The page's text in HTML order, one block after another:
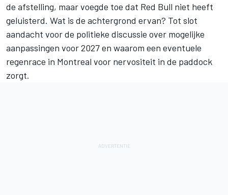
de afstelling, maar voegde toe dat Red Bull niet heeft
geluisterd. Wat is de achtergrond ervan? Tot slot
aandacht voor de politieke discussie over mogelijke
aanpassingen voor 2027 en waarom een eventuele
regenrace in Montreal voor nervositeit in de paddock
zorgt.